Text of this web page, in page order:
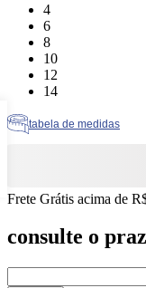
Tamanho: 4
4
Tamanho: 6
6
Tamanho: 8
8
Tamanho: 10
10
Tamanho: 12
12
Tamanho: 14
14
tabela de medidas
Frete Grátis acima de
consulte o